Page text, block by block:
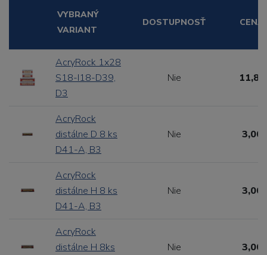
VYBRANÝ
VARIANT
DOSTUPNOSŤ CENA
AcryRock 1x28
S18-I18-D39,
D3
Nie
AcryRock
distálne D 8 ks
D41-A, B3
Nie 3,00
AcryRock
distálne H 8 ks
D41-A, B3
Nie 3,00
AcryRock
distálne H 8ks
Nie 3,00